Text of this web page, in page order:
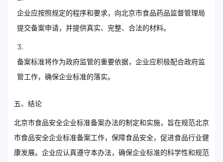
企业应按照规定的程序和要求，向北京市食品药品监督管理局
提交备案申请，并提供真实、完整、合法的材料。
备案标准将作为政府监管的重要依据，企业应积极配合政府监
管工作，确保企业标准的落实。
五、结论
北京市食品安全企业标准备案办法的制定和实施，旨在规范北京
市食品安全企业标准备案工作，保障食品安全，促进食品行业健
康发展。企业应认真遵守本办法，确保企业标准的科学性和规范